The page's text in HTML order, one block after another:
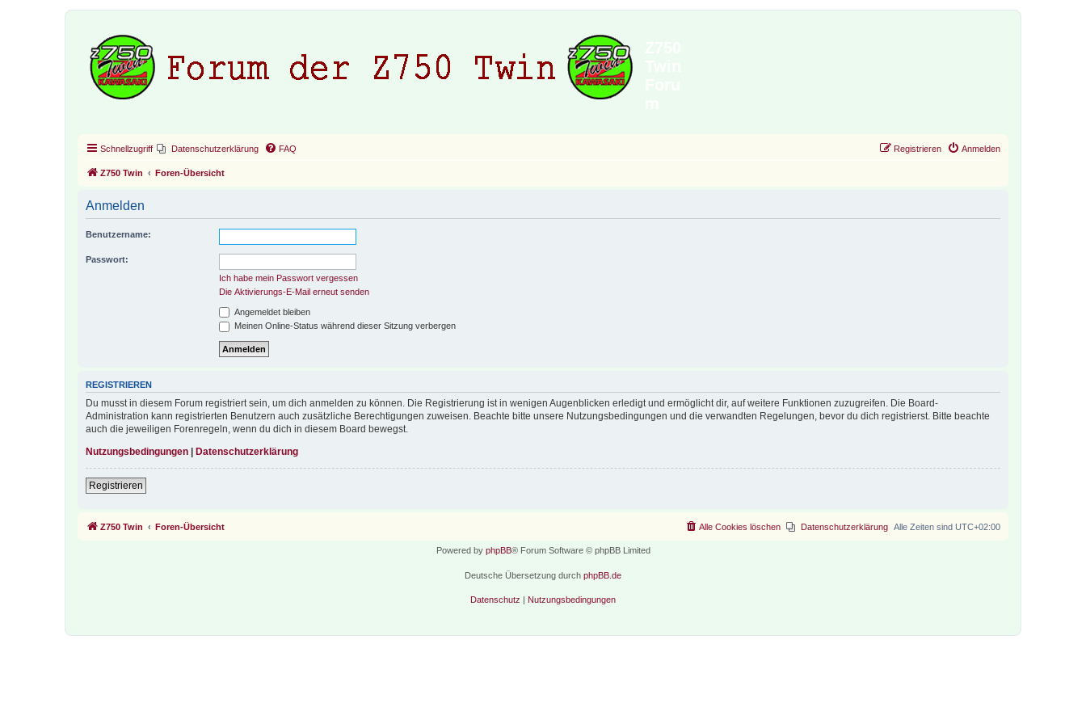
Schnellzugriff Datenschutzerklärung FAQ Anmelden
Registrieren
Z750 Twin Foren-Übersicht
Anmelden
Benutzername:
Passwort:
Ich habe mein Passwort vergessen
Die Aktivierungs-E-Mail erneut senden
Angemeldet bleiben
Meinen Online-Status während dieser Sitzung verbergen
REGISTRIEREN
Du musst in diesem Forum registriert sein, um dich anmelden zu können. Die Registrierung ist in wenigen Augenblicken erledigt und ermöglicht dir, auf weitere Funktionen zuzugreifen. Die Board-
Administration kann registrierten Benutzern auch zusätzliche Berechtigungen zuweisen. Beachte bitte unsere Nutzungsbedingungen und die verwandten Regelungen, bevor du dich registrierst. Bitte beachte
auch die jeweiligen Forenregeln, wenn du dich in diesem Board bewegst.
Nutzungsbedingungen
Datenschutzerklärung
Registrieren
Z750 Twin Foren-Übersicht Alle Zeiten sind UTC+02:00
Datenschutzerklärung
Alle Cookies löschen
Powered by phpBB® Forum Software © phpBB Limited
Deutsche Übersetzung durch phpBB.de
Datenschutz Nutzungsbedingungen